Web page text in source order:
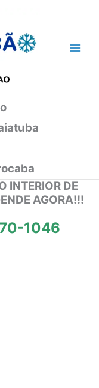
INTERIOR DE
AGORA!!!
1046